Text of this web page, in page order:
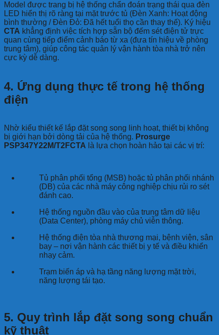
Model được trang bị hệ thống chẩn đoán trạng thái qua đèn
LED hiển thị rõ ràng tại mặt trước tủ (Đèn Xanh: Hoạt động
bình thường / Đèn Đỏ: Đã hết tuổi thọ cần thay thế). Ký hiệu
CTA khẳng định việc tích hợp sẵn bộ đếm sét điện tử trực
quan cùng tiếp điểm cảnh báo từ xa (đưa tín hiệu về phòng
trung tâm), giúp công tác quản lý vận hành tòa nhà trở nên
cực kỳ dễ dàng.
4. Ứng dụng thực tế trong hệ thống
điện
Nhờ kiểu thiết kế lắp đặt song song linh hoạt, thiết bị không
bị giới hạn bởi dòng tải của hệ thống. Prosurge
PSP347Y22M/T2FCTA là lựa chọn hoàn hảo tại các vị trí:
Tủ phân phối tổng (MSB) hoặc tủ phân phối nhánh
(DB) của các nhà máy công nghiệp chịu rủi ro sét
đánh cao.
Hệ thống nguồn đầu vào của trung tâm dữ liệu
(Data Center), phòng máy chủ viễn thông.
Hệ thống điện tòa nhà thương mại, bệnh viện, sân
bay – nơi vận hành các thiết bị y tế và điều khiển
nhạy cảm.
Trạm biến áp và hạ tầng năng lượng mặt trời,
năng lượng tái tạo.
5. Quy trình lắp đặt song song chuẩn
kỹ thuật